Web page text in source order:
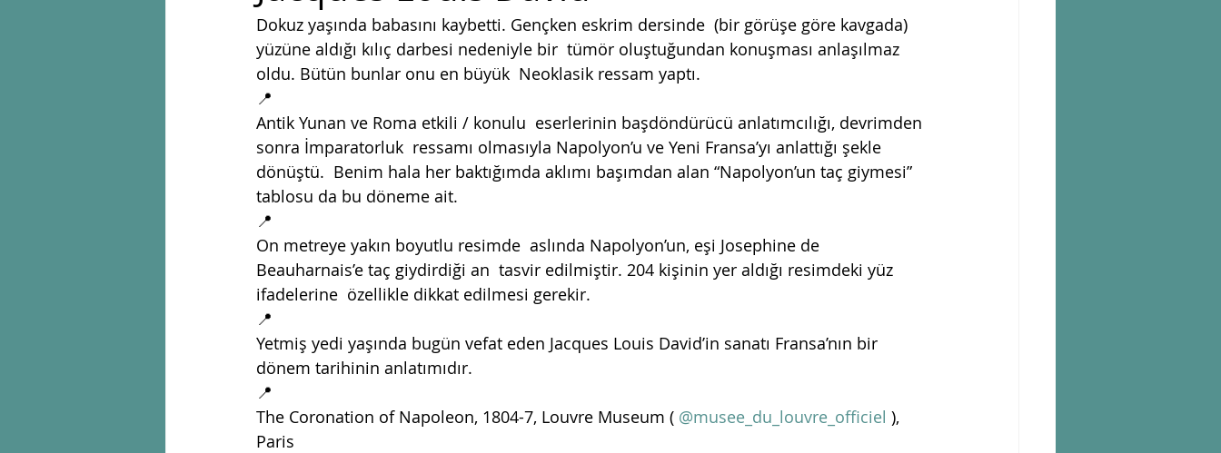
Dokuz yaşında babasını kaybetti. Gençken eskrim dersinde  (bir görüşe göre kavgada)
yüzüne aldığı kılıç darbesi nedeniyle bir  tümör oluştuğundan konuşması anlaşılmaz
oldu. Bütün bunlar onu en büyük  Neoklasik ressam yaptı.
📍
Antik Yunan ve Roma etkili / konulu  eserlerinin başdöndürücü anlatımcılığı, devrimden
sonra İmparatorluk  ressamı olmasıyla Napolyon’u ve Yeni Fransa’yı anlattığı şekle
dönüştü.  Benim hala her baktığımda aklımı başımdan alan “Napolyon’un taç giymesi”
tablosu da bu döneme ait.
📍
On metreye yakın boyutlu resimde  aslında Napolyon’un, eşi Josephine de
Beauharnais’e taç giydirdiği an  tasvir edilmiştir. 204 kişinin yer aldığı resimdeki yüz
ifadelerine  özellikle dikkat edilmesi gerekir.
📍
Yetmiş yedi yaşında bugün vefat eden Jacques Louis David’in sanatı Fransa’nın bir
dönem tarihinin anlatımıdır.
📍
The Coronation of Napoleon, 1804-7, Louvre Museum ( @musee_du_louvre_officiel ),
Paris